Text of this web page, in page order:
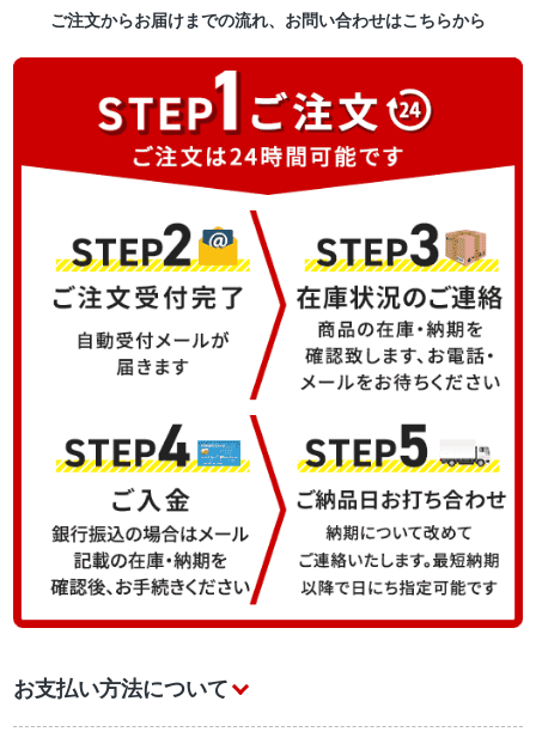
ご注文からお届けまでの流れ、お問い合わせはこちらから
お支払い方法について